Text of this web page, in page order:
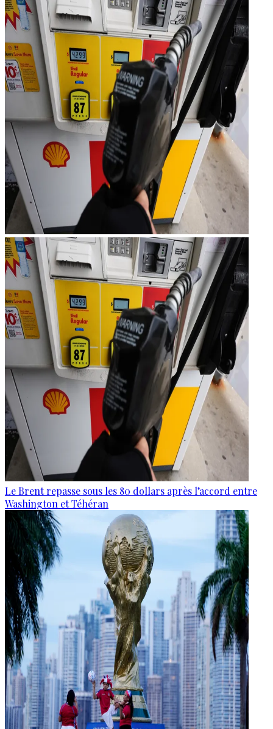
Le Brent repasse sous les 80 dollars après l’accord entre
Washington et Téhéran